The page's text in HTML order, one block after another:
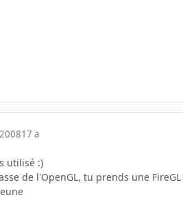
17 a
utilisé :)
de l'OpenGL, tu prends une